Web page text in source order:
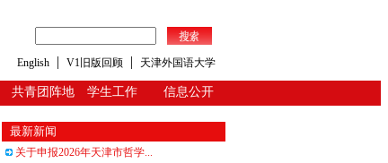
English | V1旧版回顾 | 天津外国语大学
共青团阵地 学生工作 信息公开
最新新闻
关于申报2026年天津市哲学...